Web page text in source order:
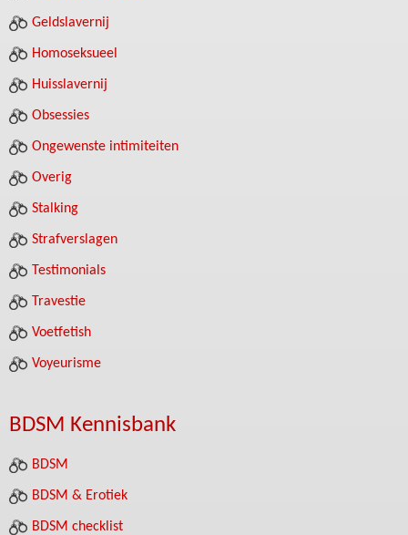
Geldslavernij
Homoseksueel
Huisslavernij
Obsessies
Ongewenste intimiteiten
Overig
Stalking
Strafverslagen
Testimonials
Travestie
Voetfetish
Voyeurisme
BDSM Kennisbank
BDSM
BDSM & Erotiek
BDSM checklist